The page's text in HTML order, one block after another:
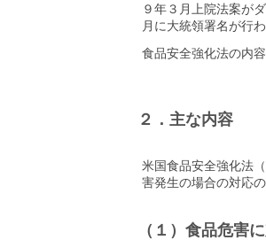
９年３月上院法案が
月に大統領署名が行
食品安全強化法の内
２．主な内容
米国食品安全強化法
害発生の場合の対応
（１）食品危害